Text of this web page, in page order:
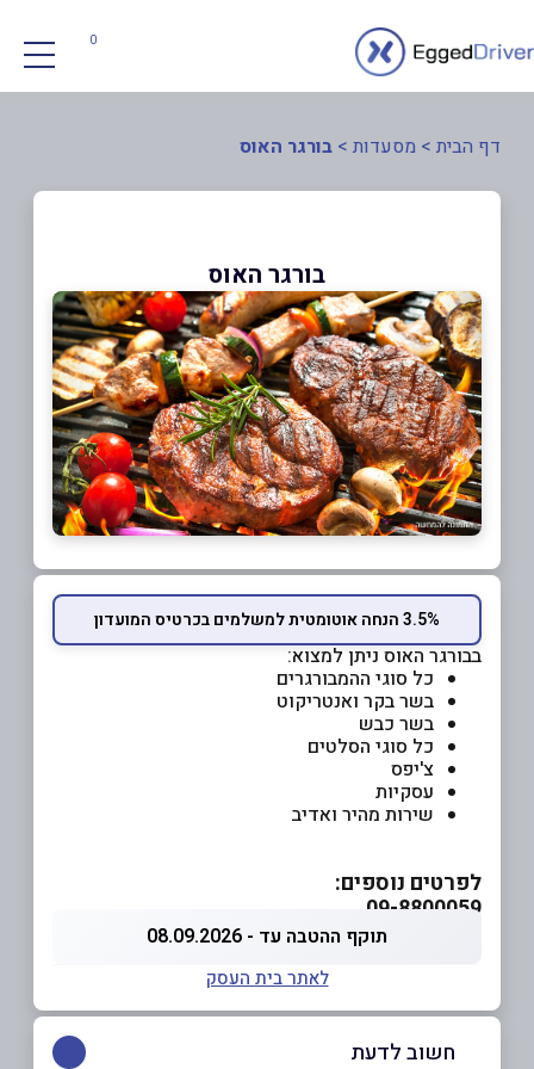
0
דף הבית > מסעדות > בורגר האוס
בורגר האוס
3.5% הנחה אוטומטית למשלמים בכרטיס המועדון
בבורגר האוס ניתן למצוא:
כל סוגי ההמבורגרים
בשר בקר ואנטריקוט
בשר כבש
כל סוגי הסלטים
צ'יפס
עסקיות
שירות מהיר ואדיב
לפרטים נוספים:
09-8800059
תוקף ההטבה עד - 08.09.2026
לאתר בית העסק
חשוב לדעת